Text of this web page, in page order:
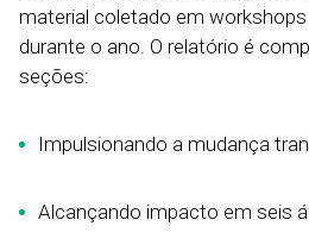
material coletado em
durante o ano. O relatório é
seções:
Impulsionando a mudança
Alcançando impacto em seis